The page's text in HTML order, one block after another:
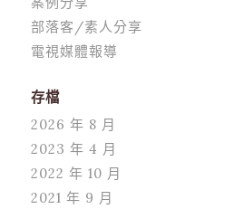
部落客/素人分享
電視媒體報導
存檔
2026 年 8 月
2023 年 4 月
2022 年 10 月
2021 年 9 月